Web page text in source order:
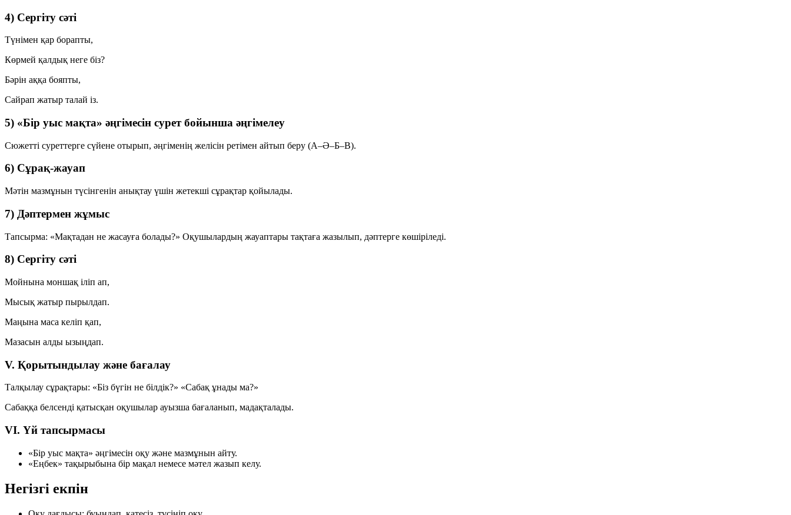
4) Сергіту сәті
Түнімен қар борапты,
Көрмей қалдық неге біз?
Бәрін аққа бояпты,
Сайрап жатыр талай із.
5) «Бір уыс мақта» әңгімесін сурет бойынша әңгімелеу
Сюжетті суреттерге сүйене отырып, әңгіменің желісін ретімен айтып беру (А–Ә–Б–В).
6) Сұрақ-жауап
Мәтін мазмұнын түсінгенін анықтау үшін жетекші сұрақтар қойылады.
7) Дәптермен жұмыс
Тапсырма: «Мақтадан не жасауға болады?» Оқушылардың жауаптары тақтаға жазылып, дәптерге көшіріледі.
8) Сергіту сәті
Мойнына моншақ іліп ап,
Мысық жатыр пырылдап.
Маңына маса келіп қап,
Мазасын алды ызыңдап.
V. Қорытындылау және бағалау
Талқылау сұрақтары: «Біз бүгін не білдік?» «Сабақ ұнады ма?»
Сабаққа белсенді қатысқан оқушылар ауызша бағаланып, мадақталады.
VI. Үй тапсырмасы
«Бір уыс мақта» әңгімесін оқу және мазмұнын айту.
«Еңбек» тақырыбына бір мақал немесе мәтел жазып келу.
Негізгі екпін